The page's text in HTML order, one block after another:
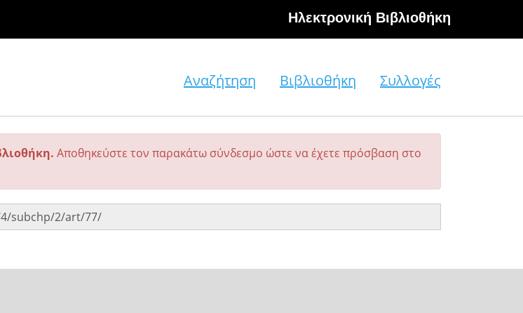
Hλεκτρονική Βιβλιοθήκη
Αναζήτηση Βιβλιοθήκη Συλλογές
Αποθηκεύστε τον παρακάτω σύνδεσμο ώστε να έχετε πρόσβαση στο